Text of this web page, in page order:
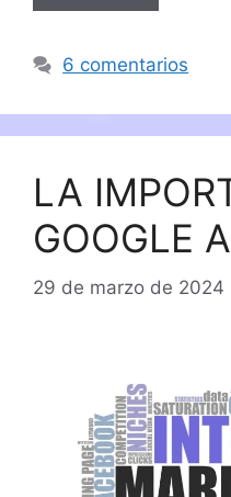
6 comentarios
LA
GOOGLE
29 de marzo de 2024